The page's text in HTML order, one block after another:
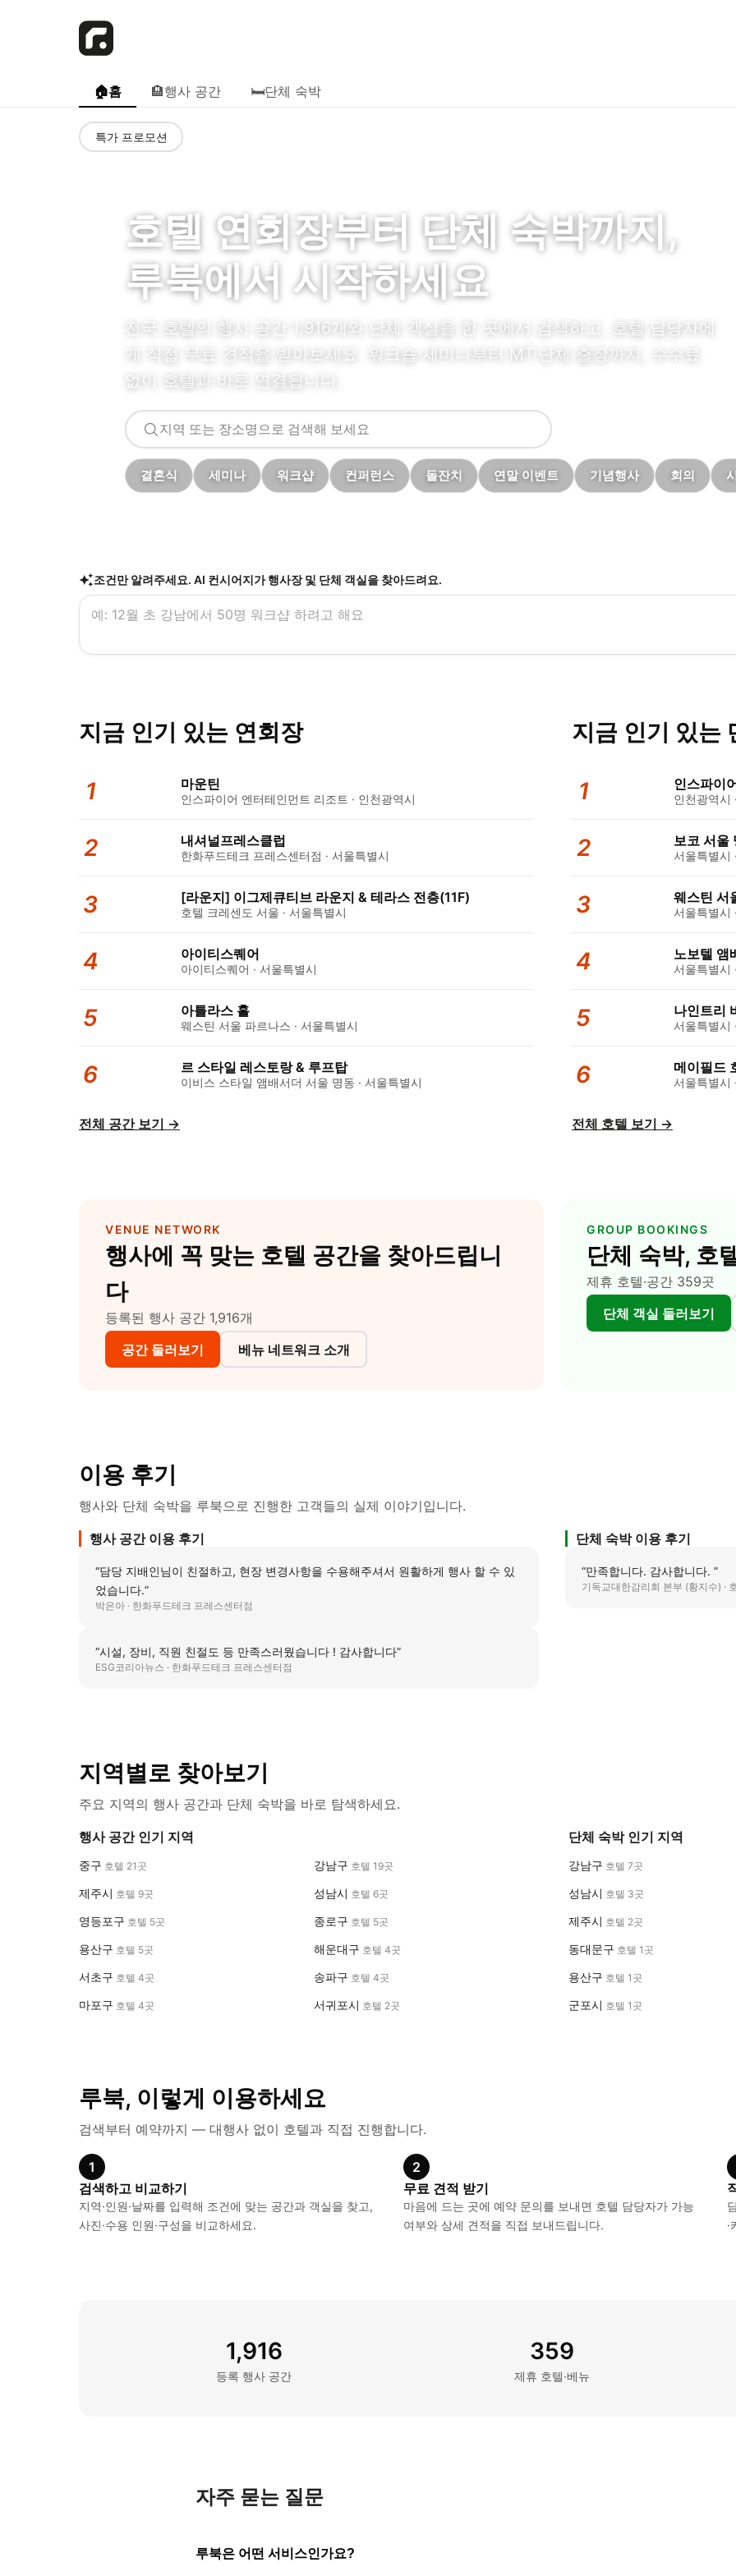
🏠홈 🏨행사 공간 🛏️단체 숙박
특가 프로모션
호텔 연회장부터 단체 숙박까지,
루북에서 시작하세요
전국 호텔의 행사 공간 1,916개와 단체 객실을 한 곳에서 검색하고, 호텔 담당자에
게 직접 무료 견적을 받아보세요. 워크숍·세미나부터 MT·단체 출장까지, 수수료
없이 호텔과 바로 연결됩니다.
결혼식 세미나 워크샵 컨퍼런스 돌잔치 연말 이벤트 기념행사 회의
조건만 알려주세요. AI 컨시어지가 행사장 및 단체 객실을 찾아드려요.
지금 인기 있는 연회장
1 마운틴
인스파이어 엔터테인먼트 리조트 · 인천광역시
2 내셔널프레스클럽
한화푸드테크 프레스센터점 · 서울특별시
3 [라운지] 이그제큐티브 라운지 & 테라스 전층(11F)
호텔 크레센도 서울 · 서울특별시
4 아이티스퀘어
아이티스퀘어 · 서울특별시
5 아틀라스 홀
웨스틴 서울 파르나스 · 서울특별시
6 르 스타일 레스토랑 & 루프탑
이비스 스타일 앰배서더 서울 명동 · 서울특별시
전체 공간 보기 →
지금 인기 있는
1 인스파이
인천광역시
2 보코 서울
서울특별시
3 웨스틴 서
서울특별시
4 노보텔 앰
서울특별시
5 나인트리
서울특별시
6 메이필드
서울특별시
전체 호텔 보기 →
VENUE NETWORK
행사에 꼭 맞는 호텔 공간을 찾아드립니
다
등록된 행사 공간 1,916개
공간 둘러보기
베뉴 네트워크 소개
GROUP BOOKINGS
단체 숙박, 호
제휴 호텔·공간 359곳
단체 객실 둘러보기
이용 후기
행사와 단체 숙박을 루북으로 진행한 고객들의 실제 이야기입니다.
행사 공간 이용 후기
“담당 지배인님이 친절하고, 현장 변경사항을 수용해주셔서 원활하게 행사 할 수 있
었습니다.”
박은아 · 한화푸드테크 프레스센터점
“시설, 장비, 직원 친절도 등 만족스러웠습니다 ! 감사합니다”
ESG코리아뉴스 · 한화푸드테크 프레스센터점
단체 숙박 이용 후기
“만족합니다. 감사합니다. ”
기독교대한감리회 본부 (황지수) ·
지역별로 찾아보기
주요 지역의 행사 공간과 단체 숙박을 바로 탐색하세요.
행사 공간 인기 지역
중구 호텔 21곳 강남구 호텔 19곳
제주시 호텔 9곳 성남시 호텔 6곳
영등포구 호텔 5곳 종로구 호텔 5곳
용산구 호텔 5곳 해운대구 호텔 4곳
서초구 호텔 4곳 송파구 호텔 4곳
마포구 호텔 4곳 서귀포시 호텔 2곳
단체 숙박 인기 지역
강남구 호텔 7곳
성남시 호텔 3곳
제주시 호텔 2곳
동대문구 호텔 1곳
용산구 호텔 1곳
군포시 호텔 1곳
루북, 이렇게 이용하세요
검색부터 예약까지 — 대행사 없이 호텔과 직접 진행합니다.
1
검색하고 비교하기
지역·인원·날짜를 입력해 조건에 맞는 공간과 객실을 찾고,
사진·수용 인원·구성을 비교하세요.
2
무료 견적 받기
마음에 드는 곳에 예약 문의를 보내면 호텔 담당자가 가능
여부와 상세 견적을 직접 보내드립니다.
1,916
등록 행사 공간
359
제휴 호텔·베뉴
자주 묻는 질문
루북은 어떤 서비스인가요?